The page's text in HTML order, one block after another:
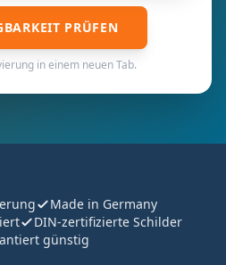
PRÜFEN
in einem neuen Tab.
Made in Germany
DIN-zertifizierte Schilder
günstig